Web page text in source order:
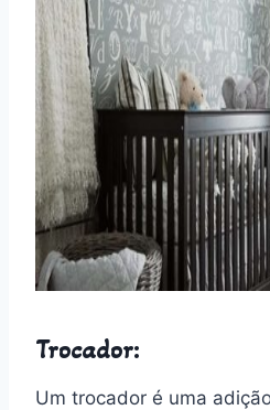
Trocador:
Um trocador é uma